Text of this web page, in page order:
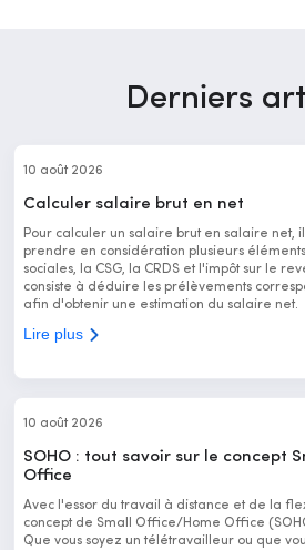
Derniers
10 août 2026
Calculer salaire brut en net
Pour calculer un salaire brut en salaire net,
prendre en considération plusieurs
sociales, la CSG, la CRDS et l'impôt sur le
consiste à déduire les prélèvements
afin d'obtenir une estimation du salaire net.
Lire plus
10 août 2026
SOHO : tout savoir sur le concept
Office
Avec l'essor du travail à distance et de la
concept de Small Office/Home Office
Que vous soyez un télétravailleur ou que